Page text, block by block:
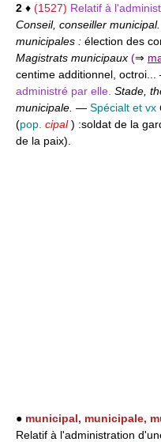
2 ♦ (1527) Relatif à
Conseil, conseiller
municipales : élection des
Magistrats municipaux (⇒
centime additionnel,
administré par elle. Stade,
municipale. — Spécialt et vx
(pop. cipal) :soldat de la
de la paix).
● municipal, municipale,
Relatif à l'administration